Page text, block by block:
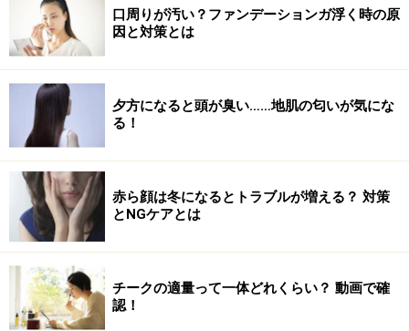
・飲むヨーグルト（約3g）
→ドリンクタイプのものは手軽でオススメです。
・ゆで卵（約12g）
→コンビニでも購入できるので、小腹がすいたときに役
立ちます。
・枝豆（約6g）
→食べるのにひと手間かかり、また食べた殻の量で自分
の食べた量が分かるのも◎です。
・きなこ（約30g）
→ヨーグルトに混ぜたり、寒天にふりかけ黒蜜を垂らす
口周りが汚い？ファンデーションガ浮く時の原
因と対策とは
夕方になると頭が臭い……地肌の匂いが気にな
る！
赤ら顔は冬になるとトラブルが増える？ 対策
とNGケアとは
チークの適量って一体どれくらい？ 動画で確
認！